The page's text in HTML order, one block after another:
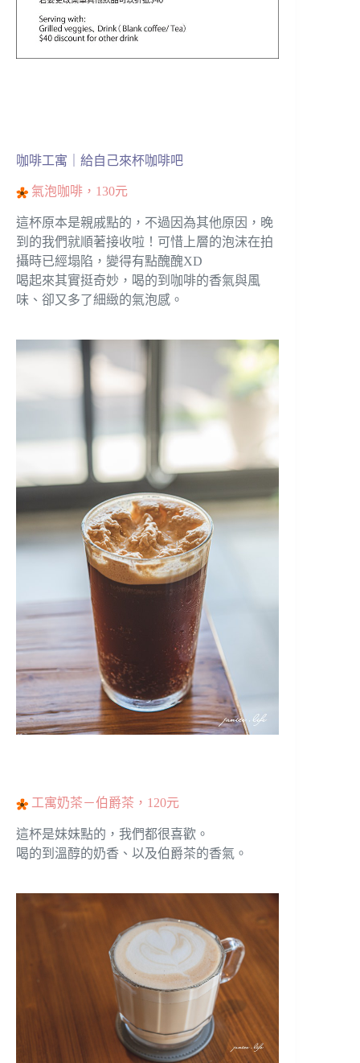
咖啡工寓｜給自己來杯咖啡吧
氣泡咖啡，130元
這杯原本是親戚點的，不過因為其他原因，晚
到的我們就順著接收啦！可惜上層的泡沫在拍
攝時已經塌陷，變得有點醜醜XD
喝起來其實挺奇妙，喝的到咖啡的香氣與風
味、卻又多了細緻的氣泡感。
工寓奶茶－伯爵茶，120元
這杯是妹妹點的，我們都很喜歡。
喝的到溫醇的奶香、以及伯爵茶的香氣。